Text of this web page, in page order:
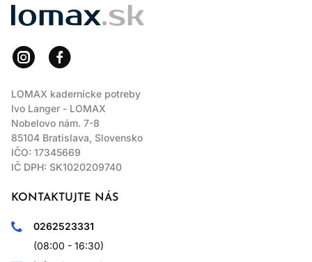
LOMAX
LOMAX kadernícke potreby
Ivo Langer - LOMAX
Nobelovo nám. 7-8
85104 Bratislava, Slovensko
IČO: 17345669
IČ DPH: SK1020209740
KONTAKTUJTE NÁS
0262523331
(08:00 - 16:30)